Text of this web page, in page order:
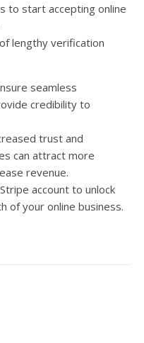
to start accepting online
lengthy verification
seamless
credibility to
trust and
can attract more
revenue.
account to unlock
of your online business.